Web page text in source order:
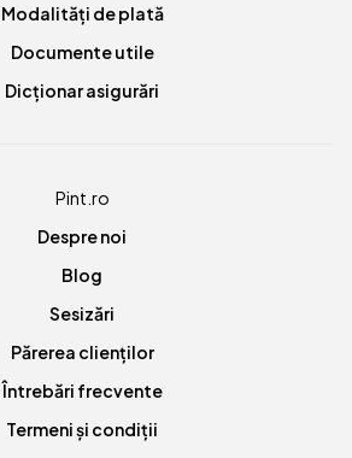
Modalități de plată
Documente utile
Dicționar asigurări
Pint.ro
Despre noi
Blog
Sesizări
Părerea clienților
Întrebări frecvente
Termeni și condiții